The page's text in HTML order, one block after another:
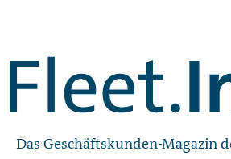
Das Geschäftskunden-Magazin